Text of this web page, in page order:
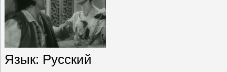
Язык: Русский